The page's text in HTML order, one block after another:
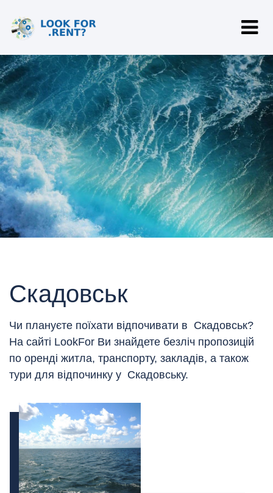
Скадовськ
Чи плануєте поїхати відпочивати в Скадовськ?
На сайті LookFor Ви знайдете безліч пропозицій
по оренді житла, транспорту, закладів, а також
тури для відпочинку у Скадовську.